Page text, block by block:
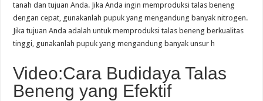
tanah dan tujuan Anda. Jika Anda ingin memproduksi talas beneng
dengan cepat, gunakanlah pupuk yang mengandung banyak nitrogen.
Jika tujuan Anda adalah untuk memproduksi talas beneng berkualitas
tinggi, gunakanlah pupuk yang mengandung banyak unsur h
Video:Cara Budidaya Talas
Beneng yang Efektif